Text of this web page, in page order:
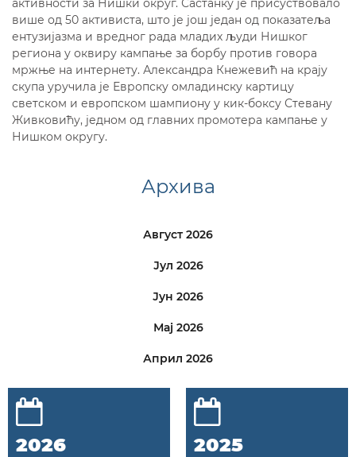
активности за Нишки округ. Састанку је присуствовало
више од 50 активиста, што је још један од показатеља
ентузијазма и вредног рада младих људи Нишког
региона у оквиру кампање за борбу против говора
мржње на интернету. Александра Кнежевић на крају
скупа уручила је Европску омладинску картицу
светском и европском шампиону у кик-боксу Стевану
Живковићу, једном од главних промотера кампање у
Нишком округу.
Архива
Август 2026
Јул 2026
Јун 2026
Мај 2026
Април 2026
2026 2025